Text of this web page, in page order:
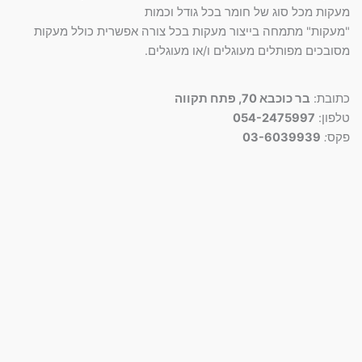
font_download סמן קישורים
לאפס
האפשרויות
cached
מעקות מכל סוג של חומר בכל גודל וכמות
"מעקות" מתמחה בייצור מעקות בכל צורה אפשרית כולל מעקות
מסובכים מפותלים מעוגלים ו/או מעוגלים.
כתובת: בר כוכבא 70, פתח תקווה
טלפון: 054-2475997
פקס:
03-6039939